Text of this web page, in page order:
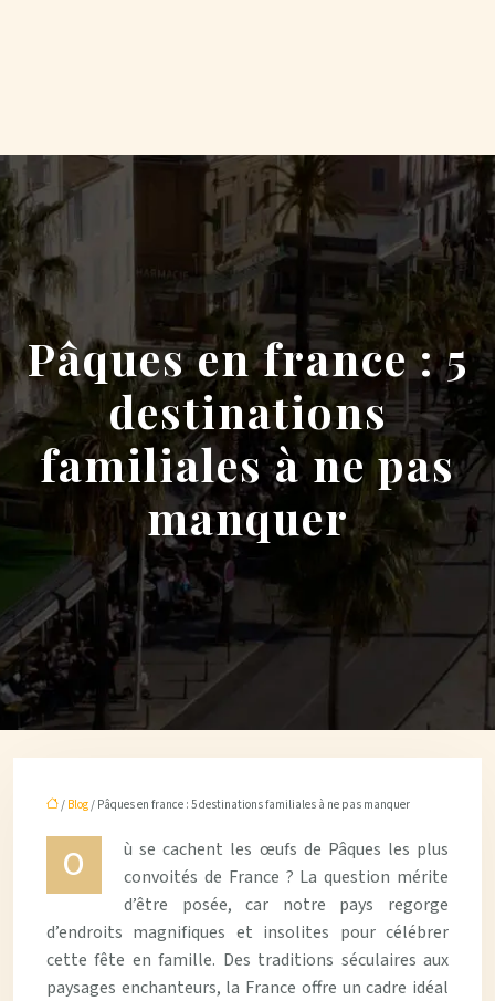
Pâques en france : 5
destinations
familiales à ne pas
manquer
/ Blog/ Pâques en france : 5 destinations familiales à ne pas manquer
O
ù se cachent les œufs de Pâques les plus
convoités de France ? La question mérite
d’être posée, car notre pays regorge
d’endroits magnifiques et insolites pour célébrer
cette fête en famille. Des traditions séculaires aux
paysages enchanteurs, la France offre un cadre idéal